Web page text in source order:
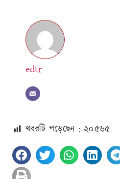
edtr
খবরটি পড়েছেন : ২০৫৬৫